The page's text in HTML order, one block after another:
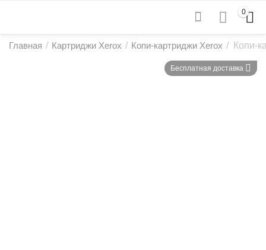
0
Главная / Картриджи Xerox / Копи-картриджи Xerox / Копи-
Бесплатная доставка